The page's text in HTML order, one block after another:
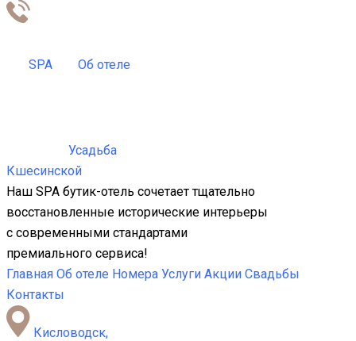
SPA Об отеле
Усадьба
Кшесинской
Наш SPA бутик-отель сочетает тщательно
восстановленные исторические интерьеры
с современными стандартами
премиального сервиса!
Главная Об отеле Номера Услуги Акции Свадьбы
Контакты
Кисловодск,